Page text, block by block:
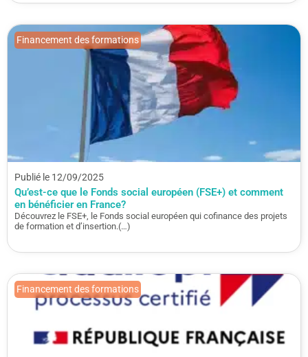
Publié le 12/09/2025
Qu’est-ce que le Fonds social européen (FSE+) et comment
en bénéficier en France?
Découvrez le FSE+, le Fonds social européen qui cofinance des projets
de formation et d’insertion.(…)
Financement des formations
Financement des formations